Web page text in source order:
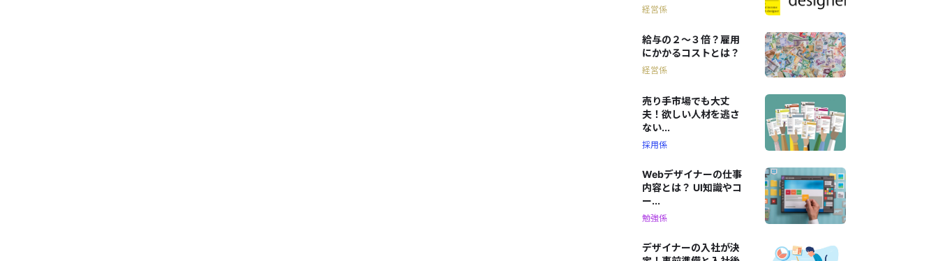
経営係
給与の２〜３倍？雇用
にかかるコストとは？
経営係
売り手市場でも大丈
夫！欲しい人材を逃さ
ない...
採用係
Webデザイナーの仕事
内容とは？ UI知識やコ
ー...
勉強係
デザイナーの入社が決